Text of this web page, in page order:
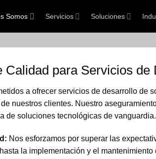
Somos Servicios Soluciones
Calidad para Servicios de
a ofrecer servicios de desarrollo de
nuestros clientes. Nuestro
de soluciones tecnológicas de vanguardia.
Nos esforzamos por superar las
la implementación y el